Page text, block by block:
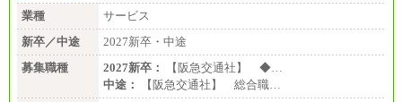
業種
サービス
新卒／中途
2027新卒・中途
募集職種
2027新卒：
【阪急交通社】 ◆…
中途：
【阪急交通社】 総合職…